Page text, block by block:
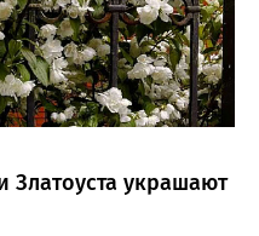
Златоуста украшают